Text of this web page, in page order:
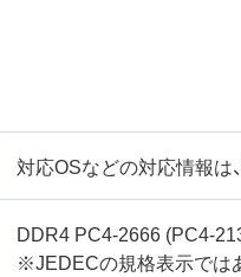
対応OSなどの対応情報は、
DDR4 PC4-2666 (PC4-
※JEDECの規格表示では